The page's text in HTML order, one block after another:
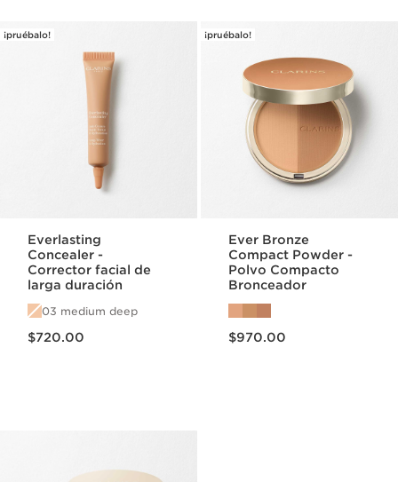
¡pruébalo!
Everlasting
Concealer -
Corrector facial de
larga duración
03 medium deep
$720.00
¡pruébalo!
Ever Bronze
Compact Powder -
Polvo Compacto
Bronceador
$970.00